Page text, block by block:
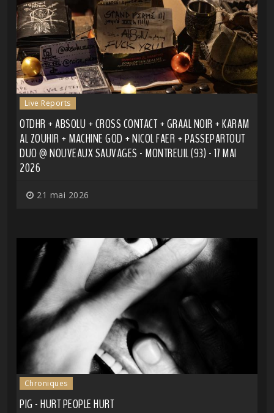
Live Reports
OTDHR + ABSOLU + CROSS CONTACT + GRAAL NOIR + KARAM
AL ZOUHIR + MACHINE GOD + NICOL FAER + PASSEPARTOUT
DUO @ NOUVEAUX SAUVAGES - MONTREUIL (93) - 17 MAI
2026
21 mai 2026
Chroniques
PIG - HURT PEOPLE HURT